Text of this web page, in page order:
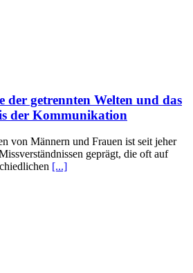
der getrennten Welten und das
der Kommunikation
von Männern und Frauen ist seit jeher
geprägt, die oft auf
[...]